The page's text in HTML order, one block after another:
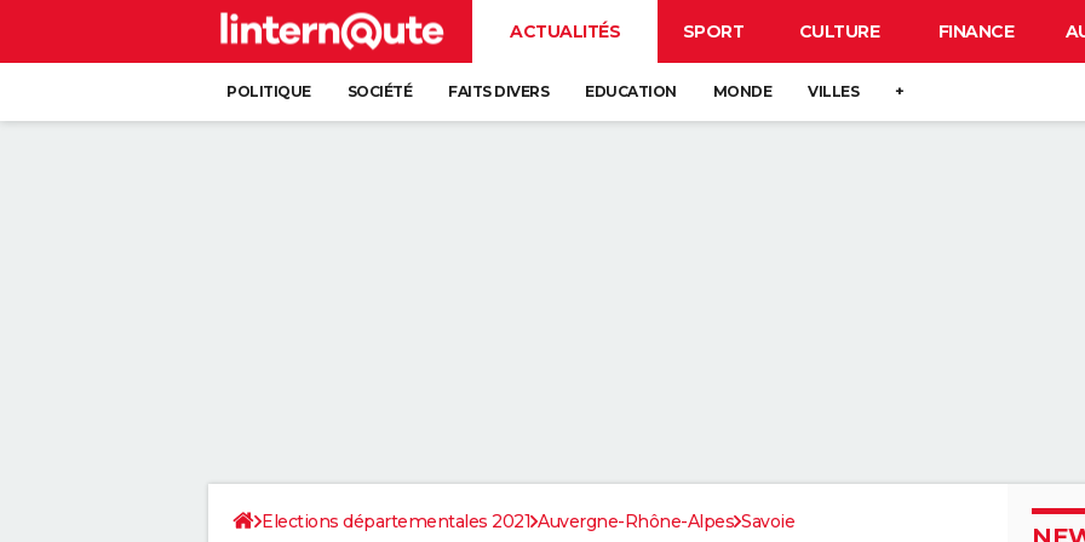
ACTUALITÉS SPORT CULTURE FINANCE
POLITIQUE SOCIÉTÉ FAITS DIVERS EDUCATION MONDE VILLES +
Elections départementales 2021 Auvergne-Rhône-Alpes Savoie